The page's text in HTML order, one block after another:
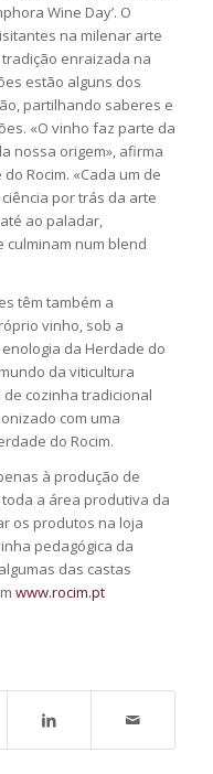
Wine Day’. O
na milenar arte
enraizada na
estão alguns dos
partilhando saberes e
«O vinho faz parte da
nossa origem», afirma
Rocim. «Cada um de
por trás da arte
ao paladar,
num blend
têm também a
vinho, sob a
da Herdade do
da viticultura
cozinha tradicional
com uma
do Rocim.
à produção de
a área produtiva da
os produtos na loja
pedagógica da
das castas
www.rocim.pt